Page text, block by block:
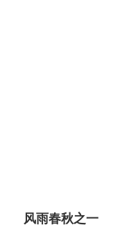
风雨春秋之一